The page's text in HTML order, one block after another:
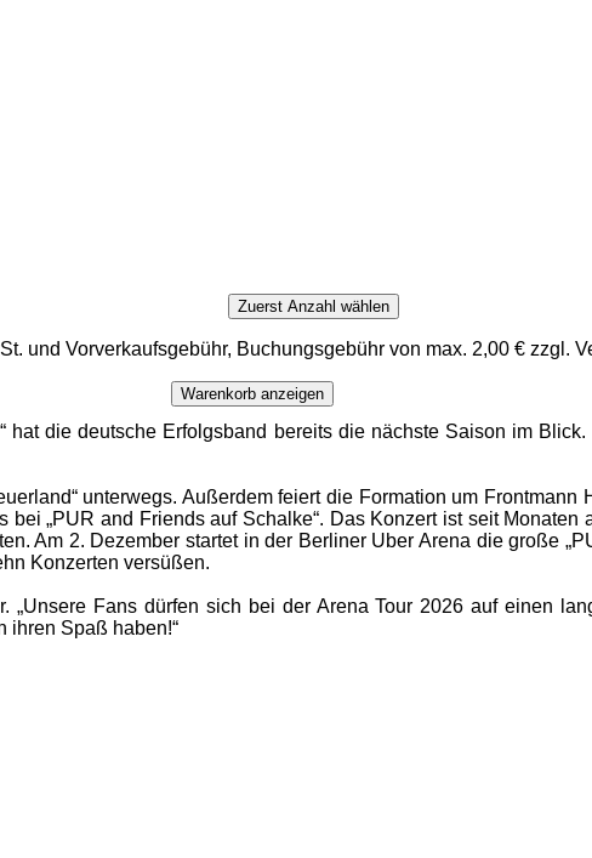
Zuerst Anzahl wählen
und Vorverkaufsgebühr, Buchungsgebühr von max. 2,00 € zzgl.
Warenkorb anzeigen
die deutsche Erfolgsband bereits die nächste Saison im
unterwegs. Außerdem feiert die Formation um
bei „PUR and Friends auf Schalke“. Das Konzert ist seit
Am 2. Dezember startet in der Berliner Uber Arena die große
Konzerten versüßen.
„Unsere Fans dürfen sich bei der Arena Tour 2026 auf einen
ihren Spaß haben!“